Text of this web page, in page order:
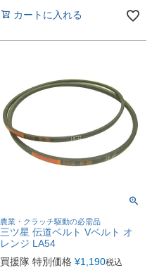
カートに入れる
農業・クラッチ駆動の必需品
三ツ星 伝道ベルト Vベルト オ
レンジ LA54
買援隊 特別価格 ¥1,190税込